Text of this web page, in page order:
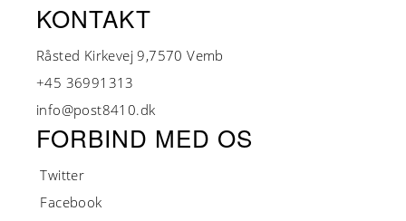
KONTAKT
Råsted Kirkevej 9,7570 Vemb
+45 36991313
info@post8410.dk
FORBIND MED OS
Twitter
Facebook